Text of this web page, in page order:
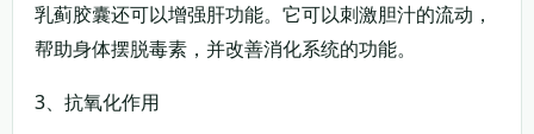
乳蓟胶囊还可以增强肝功能。它可以刺激胆汁的流动，
帮助身体摆脱毒素，并改善消化系统的功能。
3、抗氧化作用